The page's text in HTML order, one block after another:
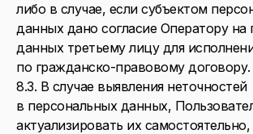
либо в случае, если субъектом
данных дано согласие Оператору на
данных третьему лицу для
по гражданско-правовому договору.
8.3. В случае выявления неточностей
в персональных данных,
актуализировать их